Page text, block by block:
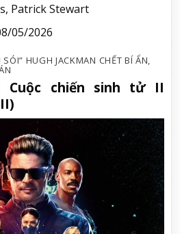
Patrick Stewart
05/2026
HUGH JACKMAN CHẾT BÍ ẨN,
Cuộc chiến sinh tử II